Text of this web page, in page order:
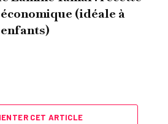
(idéale à
CET ARTICLE